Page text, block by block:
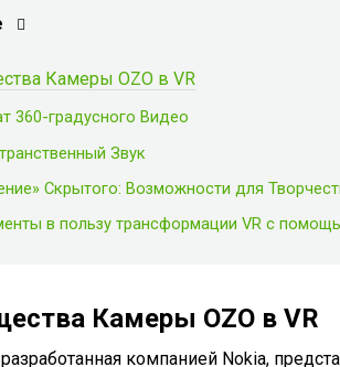
Камеры OZO в VR
360-градусного Видео
Звук
Скрытого: Возможности для
в пользу трансформации VR с
Камеры OZO в VR
компанией Nokia,